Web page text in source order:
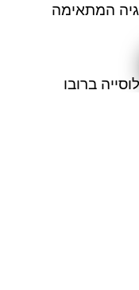
המתאימה
ברובו